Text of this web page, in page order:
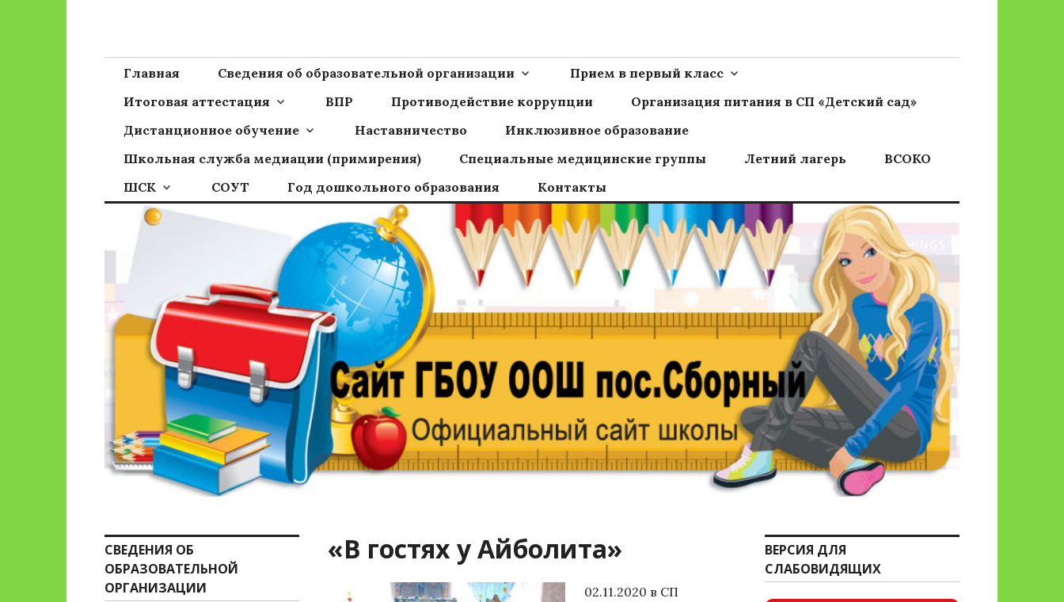
Сайт ГБОУ ООШ пос.Сборный
Главная Сведения об образовательной организации
Прием в первый класс
Итоговая аттестация
ВПР Противодействие коррупции
Организация питания в СП «Детский сад»
Дистанционное обучение
Наставничество
Инклюзивное образование
Школьная служба медиации (примирения)
Специальные медицинские группы Летний лагерь
ВСОКО
ШСК
СОУТ Год дошкольного образования Контакты
«В гостях у Айболита»
02.11.2020 в СП
СВЕДЕНИЯ ОБ
ОБРАЗОВАТЕЛЬНОЙ
ОРГАНИЗАЦИИ
ВЕРСИЯ ДЛЯ
СЛАБОВИДЯЩИХ